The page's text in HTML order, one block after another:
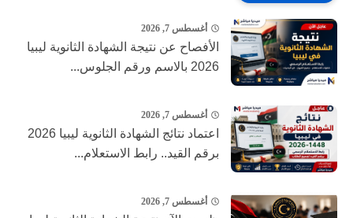
أغسطس 7, 2026
الأفصاح عن نتيجة الشهادة الثانوية ليبيا
2026 بالاسم ورقم الجلوس...
أغسطس 7, 2026
اعتماد نتائج الشهادة الثانوية ليبيا 2026
برقم القيد.. رابط الاستعلام...
أغسطس 7, 2026